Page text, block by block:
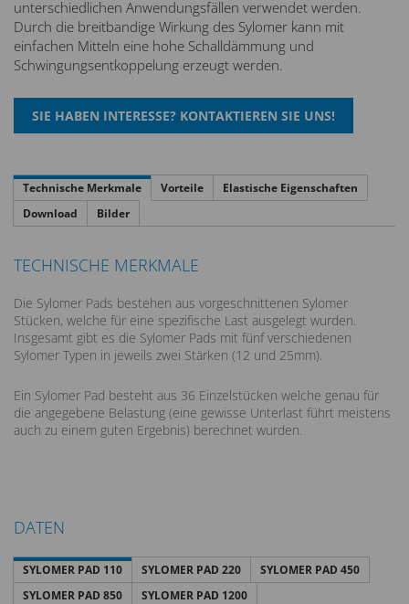
unterschiedlichen Anwendungsfällen verwendet werden.
Durch die breitbandige Wirkung des Sylomer kann mit
einfachen Mitteln eine hohe Schalldämmung und
Schwingungsentkoppelung erzeugt werden.
Technische Merkmale Vorteile
Elastische Eigenschaften
Download
Bilder
TECHNISCHE MERKMALE
Die Sylomer Pads bestehen aus vorgeschnittenen Sylomer
Stücken, welche für eine spezifische Last ausgelegt wurden.
Insgesamt gibt es die Sylomer Pads mit fünf verschiedenen
Sylomer Typen in jeweils zwei Stärken (12 und 25mm).
Ein Sylomer Pad besteht aus 36 Einzelstücken welche genau für
die angegebene Belastung (eine gewisse Unterlast führt meistens
auch zu einem guten Ergebnis) berechnet wurden.
DATEN
SYLOMER PAD 110 SYLOMER PAD 220
SYLOMER PAD 450
SYLOMER PAD 850
SYLOMER PAD 1200